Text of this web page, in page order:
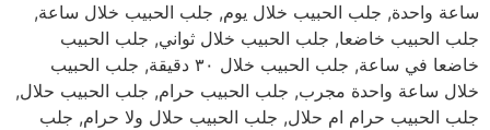
ساعة واحدة, جلب الحبيب خلال يوم, جلب الحبيب خلال ساعة,
جلب الحبيب خاضعا, جلب الحبيب خلال ثواني, جلب الحبيب
خاضعا في ساعة, جلب الحبيب خلال ٣٠ دقيقة, جلب الحبيب
خلال ساعة واحدة مجرب, جلب الحبيب حرام, جلب الحبيب حلال,
جلب الحبيب حرام ام حلال, جلب الحبيب حلال ولا حرام, جلب